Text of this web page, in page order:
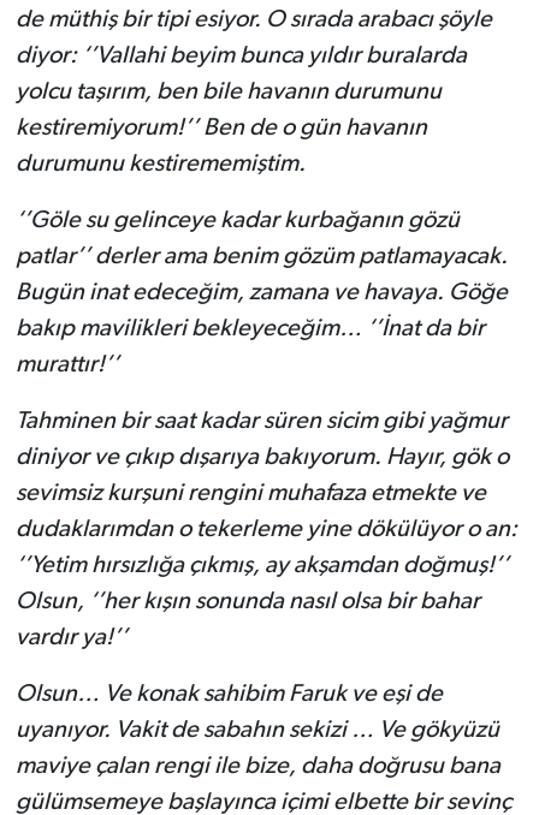
de müthiş bir tipi esiyor. O sırada arabacı şöyle
diyor: ‘’Vallahi beyim bunca yıldır buralarda
yolcu taşırım, ben bile havanın durumunu
kestiremiyorum!’’ Ben de o gün havanın
durumunu kestirememiştim.
‘’Göle su gelinceye kadar kurbağanın gözü
patlar’’ derler ama benim gözüm patlamayacak.
Bugün inat edeceğim, zamana ve havaya. Göğe
bakıp mavilikleri bekleyeceğim… ‘’İnat da bir
murattır!’’
Tahminen bir saat kadar süren sicim gibi yağmur
diniyor ve çıkıp dışarıya bakıyorum. Hayır, gök o
sevimsiz kurşuni rengini muhafaza etmekte ve
dudaklarımdan o tekerleme yine dökülüyor o an:
‘’Yetim hırsızlığa çıkmış, ay akşamdan doğmuş!’’
Olsun, ‘’her kışın sonunda nasıl olsa bir bahar
vardır ya!’’
Olsun… Ve konak sahibim Faruk ve eşi de
uyanıyor. Vakit de sabahın sekizi … Ve gökyüzü
maviye çalan rengi ile bize, daha doğrusu bana
gülümsemeye başlayınca içimi elbette bir sevinç